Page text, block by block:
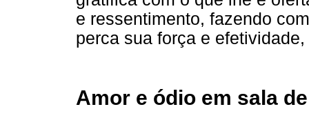
e ressentimento, fazendo
perca sua força e
Amor e ódio em sala